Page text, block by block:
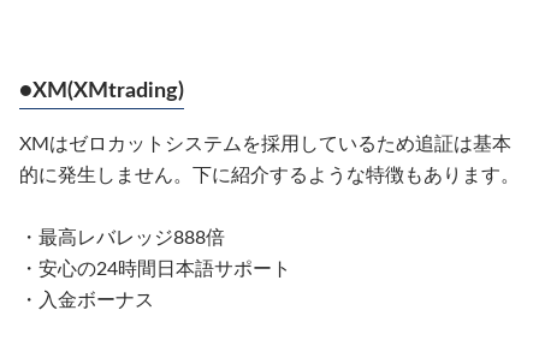
●XM(XMtrading)
XMはゼロカットシステムを採用しているため追証は基本
的に発生しません。下に紹介するような特徴もあります。
・最高レバレッジ888倍
・安心の24時間日本語サポート
・入金ボーナス